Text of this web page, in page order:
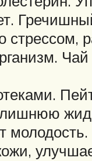
стрессом,
Чай